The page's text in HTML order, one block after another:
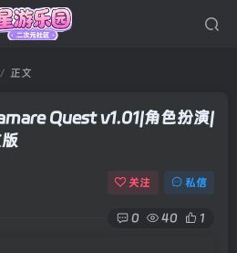
正文
Quest v1.01|角色扮演|
关注 私信
0 40 1